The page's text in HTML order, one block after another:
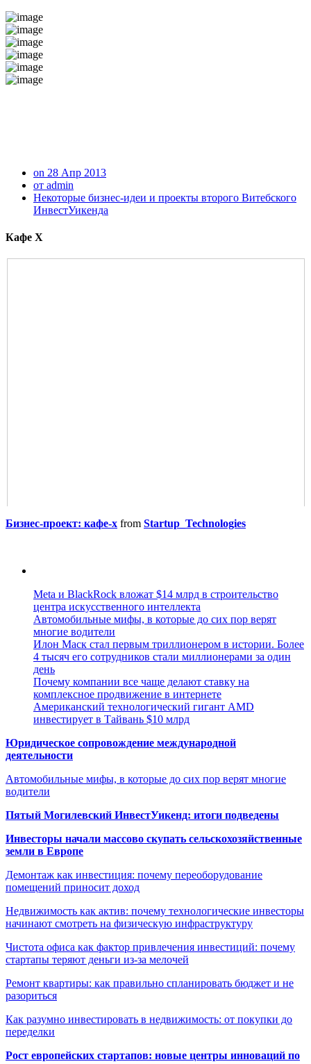
on 28 Апр 2013
от admin
Некоторые бизнес-идеи и проекты второго Витебского
ИнвестУикенда
Кафе Х
Бизнес-проект: кафе-х from Startup_Technologies
Meta и BlackRock вложат $14 млрд в строительство
центра искусственного интеллекта
Автомобильные мифы, в которые до сих пор верят
многие водители
Илон Маск стал первым триллионером в истории. Более
4 тысяч его сотрудников стали миллионерами за один
день
Почему компании все чаще делают ставку на
комплексное продвижение в интернете
Американский технологический гигант AMD
инвестирует в Тайвань $10 млрд
Юридическое сопровождение международной
деятельности
Автомобильные мифы, в которые до сих пор верят многие
водители
Пятый Могилевский ИнвестУикенд: итоги подведены
Инвесторы начали массово скупать сельскохозяйственные
земли в Европе
Демонтаж как инвестиция: почему переоборудование
помещений приносит доход
Недвижимость как актив: почему технологические инвесторы
начинают смотреть на физическую инфраструктуру
Чистота офиса как фактор привлечения инвестиций: почему
стартапы теряют деньги из-за мелочей
Ремонт квартиры: как правильно спланировать бюджет и не
разориться
Как разумно инвестировать в недвижимость: от покупки до
переделки
Рост европейских стартапов: новые центры инноваций по